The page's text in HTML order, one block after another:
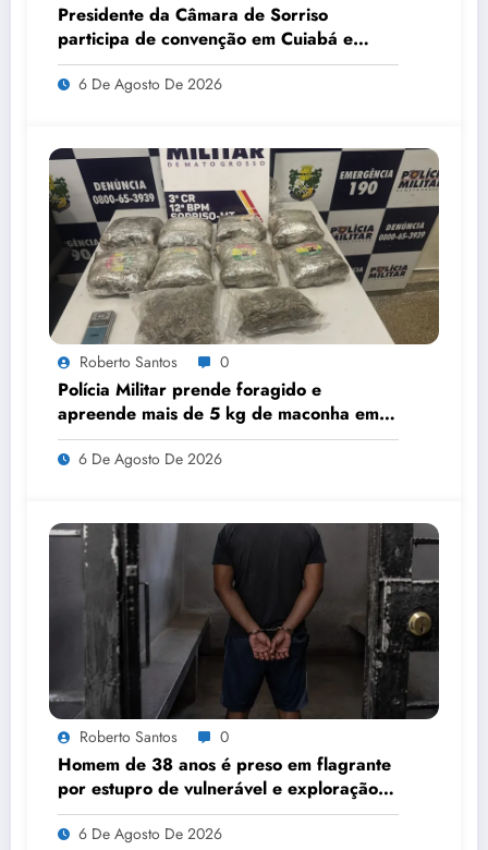
Presidente da Câmara de Sorriso
participa de convenção em Cuiabá e
anuncia apoio a candidatos nas eleições
6 De Agosto De 2026
Roberto Santos 0
Polícia Militar prende foragido e
apreende mais de 5 kg de maconha em
Sorriso
6 De Agosto De 2026
Roberto Santos 0
Homem de 38 anos é preso em flagrante
por estupro de vulnerável e exploração
sexual após sobrinhas enviarem pedido
de socorro a número desconhecido
6 De Agosto De 2026